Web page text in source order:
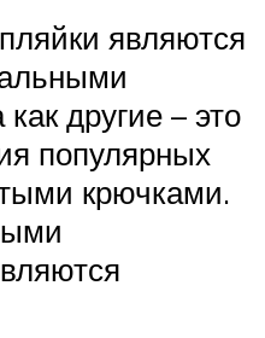
являются
другие – это
популярных
крючками.